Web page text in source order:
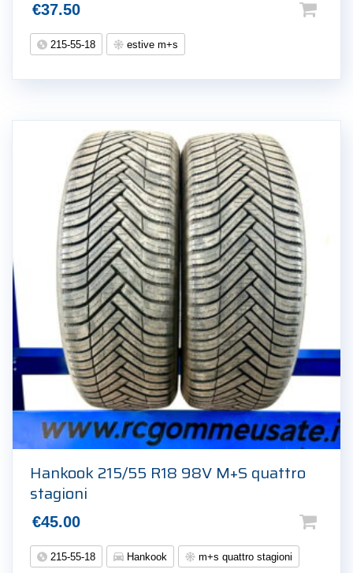
€37.50
215-55-18 estive m+s
Hankook 215/55 R18 98V M+S quattro
stagioni
€45.00
215-55-18 Hankook m+s quattro stagioni